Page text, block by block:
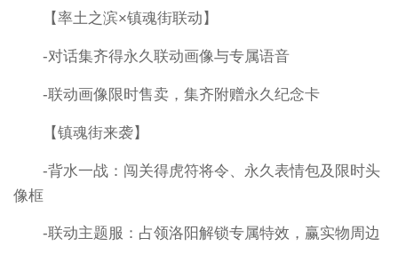
【率土之滨×镇魂街联动】
-对话集齐得永久联动画像与专属语音
-联动画像限时售卖，集齐附赠永久纪念卡
【镇魂街来袭】
-背水一战：闯关得虎符将令、永久表情包及限时头
像框
-联动主题服：占领洛阳解锁专属特效，赢实物周边